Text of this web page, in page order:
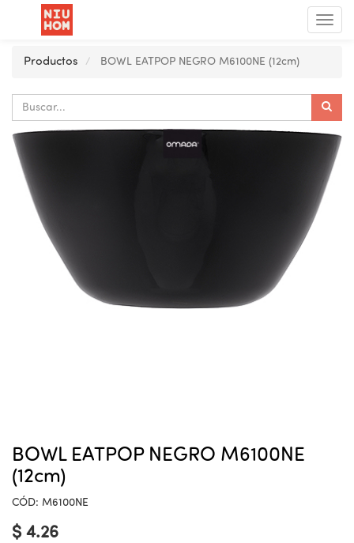
Menú
de
Productos
BOWL EATPOP NEGRO M6100NE (12cm)
BOWL EATPOP NEGRO M6100NE
(12cm)
CÓD: M6100NE
$ 4.26